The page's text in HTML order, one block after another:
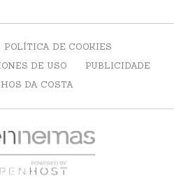
POLÍTICA DE COOKIES
DE USO
PUBLICIDADE
DA COSTA